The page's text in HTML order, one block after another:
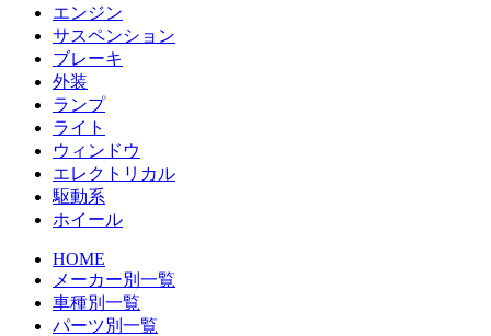
エンジン
サスペンション
ブレーキ
外装
ランプ
ライト
ウィンドウ
エレクトリカル
駆動系
ホイール
HOME
メーカー別一覧
車種別一覧
パーツ別一覧